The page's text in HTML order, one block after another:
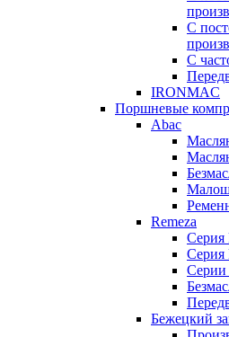
C
С
IRONMAC
Поршневые
Abac
Remeza
Серия
Серия
Серии
Бежецкий